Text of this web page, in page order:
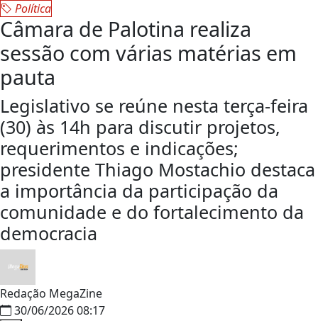
Política
Câmara de Palotina realiza
sessão com várias matérias em
pauta
Legislativo se reúne nesta terça-feira
(30) às 14h para discutir projetos,
requerimentos e indicações;
presidente Thiago Mostachio destaca
a importância da participação da
comunidade e do fortalecimento da
democracia
Redação MegaZine
30/06/2026 08:17